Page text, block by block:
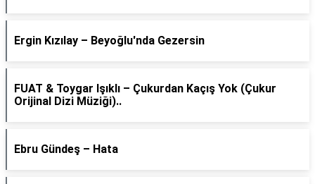
Ergin Kızılay – Beyoğlu'nda Gezersin
FUAT & Toygar Işıklı – Çukurdan Kaçış Yok (Çukur
Orijinal Dizi Müziği)..
Ebru Gündeş – Hata